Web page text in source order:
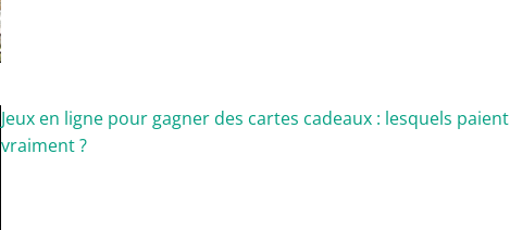
Jeux en ligne pour gagner des cartes cadeaux : lesquels paient
vraiment ?